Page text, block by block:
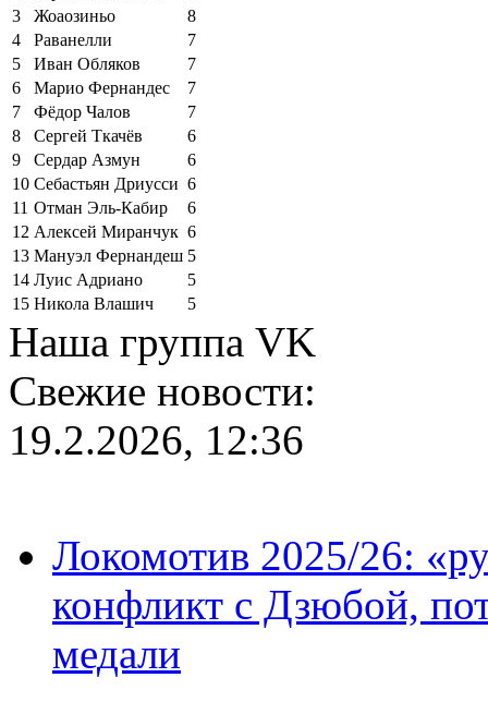
3
Жоаозиньо
8
4
Раванелли
7
5
Иван Обляков
7
6
Марио Фернандес
7
7
Фёдор Чалов
7
8
Сергей Ткачёв
6
9
Сердар Азмун
6
10 Себастьян Дриусси 6
11 Отман Эль-Кабир
6
12 Алексей Миранчук 6
13 Мануэл Фернандеш 5
14 Луис Адриано
5
15 Никола Влашич 5
Наша группа VK
Свежие новости:
19.2.2026, 12:36
Локомотив 2025/26:
конфликт с Дзюбой,
медали